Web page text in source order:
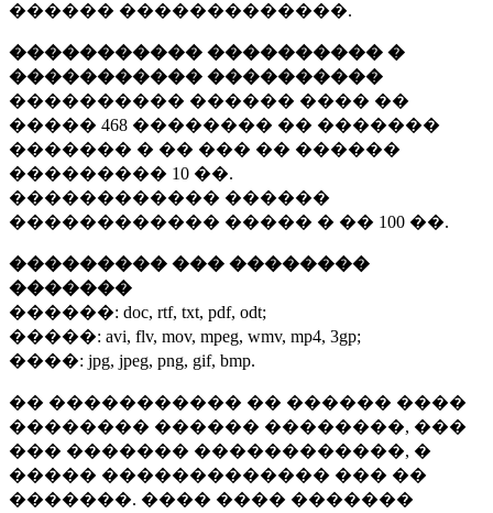
������ �������������.
����������� ���������� �
����������� ����������
���������� ������ ���� ��
����� 468 �������� �� �������
������� � �� ��� �� ������
��������� 10 ��.
������������ ������
������������ ����� � �� 100 ��.
��������� ��� ��������
�������
������: doc, rtf, txt, pdf, odt;
�����: avi, flv, mov, mpeg, wmv, mp4, 3gp;
����: jpg, jpeg, png, gif, bmp.
�� ����������� �� ������ ����
�������� ������ ��������, ���
��� ������� ������������, �
����� ������������� ��� ��
�������. ���� ���� �������